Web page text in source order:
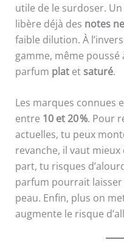
utile de le surdoser.
libère déjà des notes
faible dilution. À
gamme, même
parfum platetsaturé.
Les marques connues
entre 10 et 20 %. Pour
actuelles, tu peux
revanche, il vaut mieux
part, tu risques
parfum pourrait
peau. Enfin, plus on
augmente le risque